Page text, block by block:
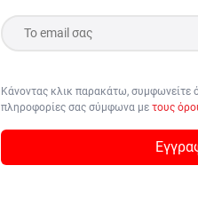
Κάνοντας κλικ παρακάτω, συμφωνείτε
πληροφορίες σας σύμφωνα με τους